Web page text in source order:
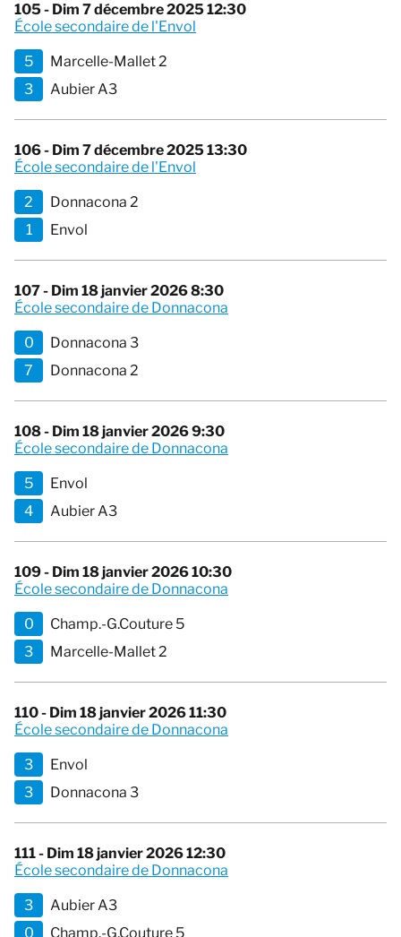
105 - Dim 7 décembre 2025 12:30
École secondaire de l'Envol
5
Marcelle-Mallet 2
3
Aubier A3
106 - Dim 7 décembre 2025 13:30
École secondaire de l'Envol
2
Donnacona 2
1
Envol
107 - Dim 18 janvier 2026 8:30
École secondaire de Donnacona
0
Donnacona 3
7
Donnacona 2
108 - Dim 18 janvier 2026 9:30
École secondaire de Donnacona
5
Envol
4
Aubier A3
109 - Dim 18 janvier 2026 10:30
École secondaire de Donnacona
0
Champ.-G.Couture 5
3
Marcelle-Mallet 2
110 - Dim 18 janvier 2026 11:30
École secondaire de Donnacona
3
Envol
3
Donnacona 3
111 - Dim 18 janvier 2026 12:30
École secondaire de Donnacona
3
Aubier A3
0
Champ.-G.Couture 5